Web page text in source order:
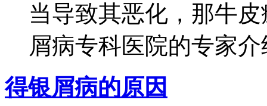
当导致其恶化，那牛
屑病专科医院的专家介
得银屑病的原因